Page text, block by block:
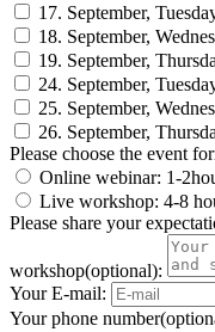
17. September,
18. September,
19. September,
24. September,
25. September,
26. September,
Please choose the event
Online webinar: 1-
Live workshop: 4-8
Please share your
workshop(optional):
Your E-mail:
Your phone